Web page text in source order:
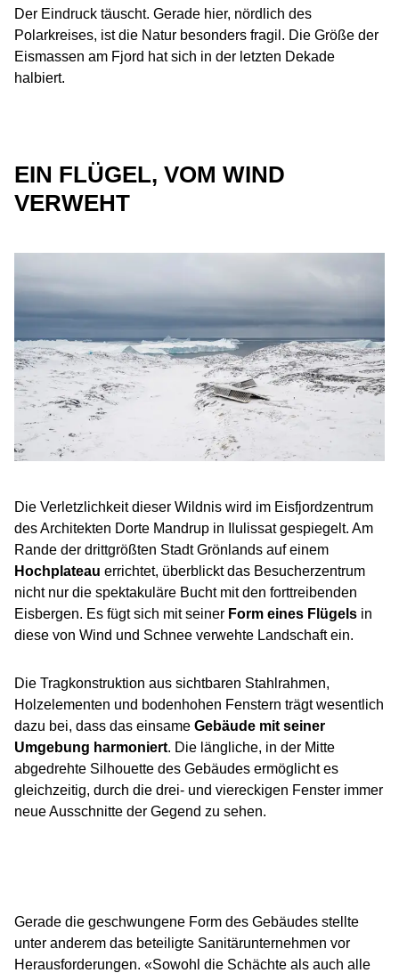
Der Eindruck täuscht. Gerade hier, nördlich des
Polarkreises, ist die Natur besonders fragil. Die Größe der
Eismassen am Fjord hat sich in der letzten Dekade
halbiert.
EIN FLÜGEL, VOM WIND
VERWEHT
Die Verletzlichkeit dieser Wildnis wird im Eisfjordzentrum
des Architekten Dorte Mandrup in Ilulissat gespiegelt. Am
Rande der drittgrößten Stadt Grönlands auf einem
Hochplateau errichtet, überblickt das Besucherzentrum
nicht nur die spektakuläre Bucht mit den forttreibenden
Eisbergen. Es fügt sich mit seiner Form eines Flügels in
diese von Wind und Schnee verwehte Landschaft ein.
Die Tragkonstruktion aus sichtbaren Stahlrahmen,
Holzelementen und bodenhohen Fenstern trägt wesentlich
dazu bei, dass das einsame Gebäude mit seiner
Umgebung harmoniert. Die längliche, in der Mitte
abgedrehte Silhouette des Gebäudes ermöglicht es
gleichzeitig, durch die drei- und viereckigen Fenster immer
neue Ausschnitte der Gegend zu sehen.
Gerade die geschwungene Form des Gebäudes stellte
unter anderem das beteiligte Sanitärunternehmen vor
Herausforderungen. «Sowohl die Schächte als auch alle